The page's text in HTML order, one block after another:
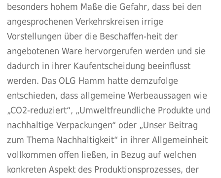
besonders hohem Maße die Gefahr, dass bei den
angesprochenen Verkehrskreisen irrige
Vorstellungen über die Beschaffen-heit der
angebotenen Ware hervorgerufen werden und sie
dadurch in ihrer Kaufentscheidung beeinflusst
werden. Das OLG Hamm hatte demzufolge
entschieden, dass allgemeine Werbeaussagen wie
„CO2-reduziert“, „Umweltfreundliche Produkte und
nachhaltige Verpackungen“ oder „Unser Beitrag
zum Thema Nachhaltigkeit“ in ihrer Allgemeinheit
vollkommen offen ließen, in Bezug auf welchen
konkreten Aspekt des Produktionsprozesses, der